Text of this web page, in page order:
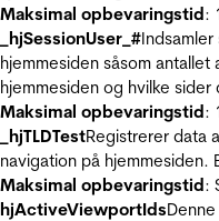
Maksimal opbevaringstid:
_hjSessionUser_#
hjemmesiden såsom
hjemmesiden og hvilke
Maksimal opbevaringstid:
_hjTLDTestRegistrerer data
navigation på hjemmesiden.
Maksimal opbevaringstid:
hjActiveViewportIds